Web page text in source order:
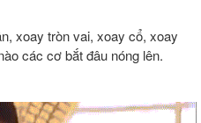
xoay tròn vai, xoay cổ, xoay
các cơ bắt đâu nóng lên.